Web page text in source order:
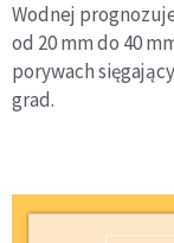
Wodnej
od 20 mm do 40
porywach
grad.